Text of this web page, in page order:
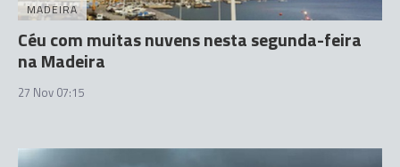
MADEIRA
Céu com muitas nuvens nesta segunda-feira
na Madeira
27 Nov 07:15